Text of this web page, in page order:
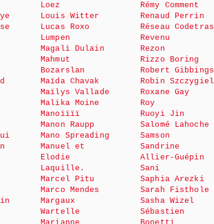
Loez
Louis Witter
Lucas Roxo
Lumpen
Magali Dulain
Mahmut
Bozarslan
Maïda Chavak
Maïlys Vallade
Malika Moine
Manoïïïï
Manon Raupp
Mano Spreading
Manuel et
Elodie
Laquille.
Marcel Pitu
Marco Mendes
Margaux
Wartelle
Rémy Comment
Renaud Perrin
Réseau Codetras
Revenu
Rezon
Rizzo Boring
Robert Gibbings
Robin Szczygiel
Roxane Gay
Roy
Ruoyi Jin
Salomé Lahoche
Samson
Sandrine
Allier-Guépin
Sani
Saphia Arezki
Sarah Fisthole
Sasha Wizel
Sébastien